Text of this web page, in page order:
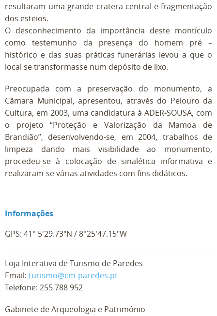
resultaram uma grande cratera central e fragmentação
dos esteios.
O desconhecimento da importância deste montículo
como testemunho da presença do homem pré –
histórico e das suas práticas funerárias levou a que o
local se transformasse num depósito de lixo.
Preocupada com a preservação do monumento, a
Câmara Municipal, apresentou, através do Pelouro da
Cultura, em 2003, uma candidatura à ADER-SOUSA, com
o projeto “Proteção e Valorização da Mamoa de
Brandião”, desenvolvendo-se, em 2004, trabalhos de
limpeza dando mais visibilidade ao monumento,
procedeu-se à colocação de sinalética informativa e
realizaram-se várias atividades com fins didáticos.
Informações
GPS: 41° 5'29.73"N / 8°25'47.15"W
Loja Interativa de Turismo de Paredes
Email: turismo@cm-paredes.pt
Telefone: 255 788 952
Gabinete de Arqueologia e Património